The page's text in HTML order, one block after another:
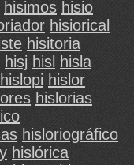
hisimos hisio
hisiorical
hisitoria
hisj hisl hisla
hislopi hislor
hislorias
hisloriográfico
hislórica